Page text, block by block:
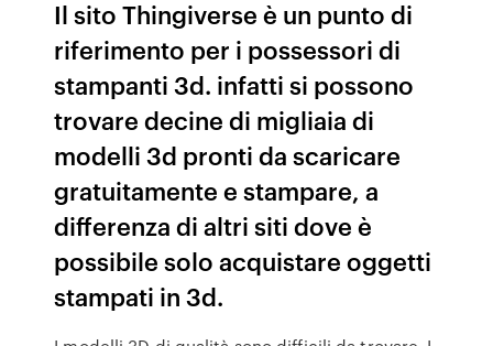
Il sito Thingiverse è un punto di
riferimento per i possessori di
stampanti 3d. infatti si possono
trovare decine di migliaia di
modelli 3d pronti da scaricare
gratuitamente e stampare, a
differenza di altri siti dove è
possibile solo acquistare oggetti
stampati in 3d.